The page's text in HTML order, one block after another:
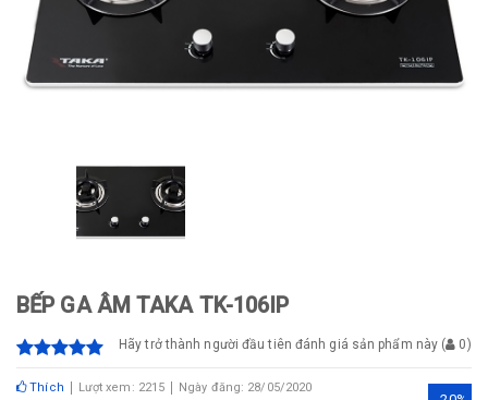
BẾP GA ÂM TAKA TK-106IP
Hãy trở thành người đầu tiên đánh giá sản phẩm này ( 0)
Thích Lượt xem: 2215 Ngày đăng: 28/05/2020